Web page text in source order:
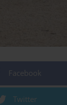
Facebook
Twitter